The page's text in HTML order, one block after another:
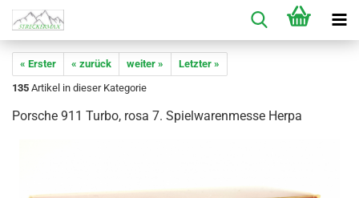
« Erster « zurück weiter »
Letzter »
135 Artikel in dieser Kategorie
Porsche 911 Turbo, rosa 7. Spielwarenmesse Herpa